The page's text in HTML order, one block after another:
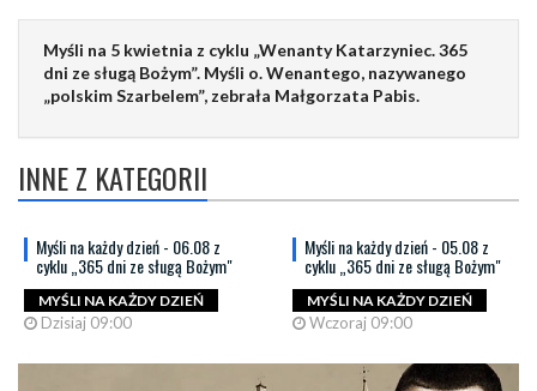
Myśli na 5 kwietnia z cyklu „Wenanty Katarzyniec. 365
dni ze sługą Bożym”. Myśli o. Wenantego, nazywanego
„polskim Szarbelem”, zebrała Małgorzata Pabis.
INNE Z KATEGORII
Myśli na każdy dzień - 06.08 z
cyklu „365 dni ze sługą Bożym"
MYŚLI NA KAŻDY DZIEŃ
Dzisiaj 09:00
Myśli na każdy dzień - 05.08 z
cyklu „365 dni ze sługą Bożym"
MYŚLI NA KAŻDY DZIEŃ
Wczoraj 09:00